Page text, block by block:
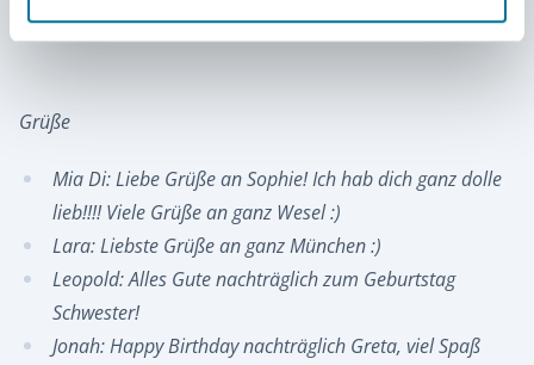
Grüße
Mia Di: Liebe Grüße an Sophie! Ich hab dich ganz dolle
lieb!!!! Viele Grüße an ganz Wesel :)
Lara: Liebste Grüße an ganz München :)
Leopold: Alles Gute nachträglich zum Geburtstag
Schwester!
Jonah: Happy Birthday nachträglich Greta, viel Spaß